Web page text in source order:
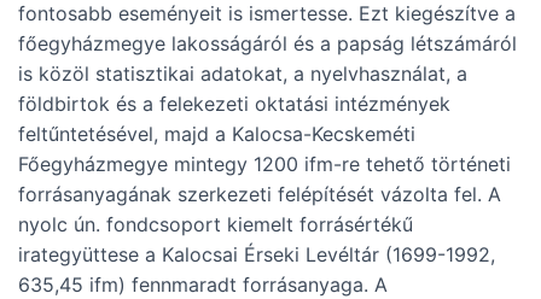
fontosabb eseményeit is ismertesse. Ezt kiegészítve a
főegyházmegye lakosságáról és a papság létszámáról
is közöl statisztikai adatokat, a nyelvhasználat, a
földbirtok és a felekezeti oktatási intézmények
feltűntetésével, majd a Kalocsa-Kecskeméti
Főegyházmegye mintegy 1200 ifm-re tehető történeti
forrásanyagának szerkezeti felépítését vázolta fel. A
nyolc ún. fondcsoport kiemelt forrásértékű
irategyüttese a Kalocsai Érseki Levéltár (1699-1992,
635,45 ifm) fennmaradt forrásanyaga. A